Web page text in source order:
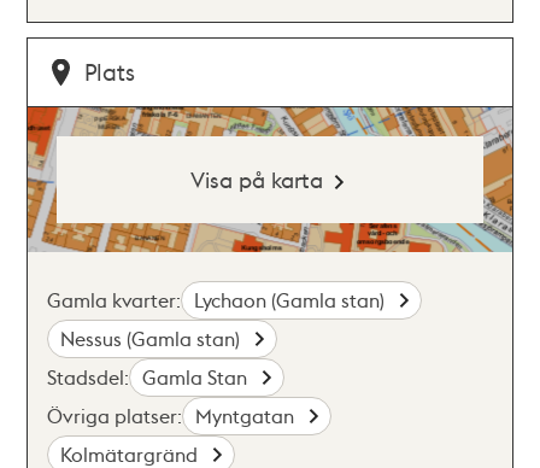
Plats
Visa på karta
Gamla kvarter: Lychaon (Gamla stan)
Nessus (Gamla stan)
Stadsdel: Gamla Stan
Övriga platser: Myntgatan
Kolmätargränd